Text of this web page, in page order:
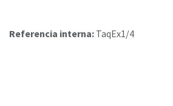
Referencia interna: TaqEx1/4